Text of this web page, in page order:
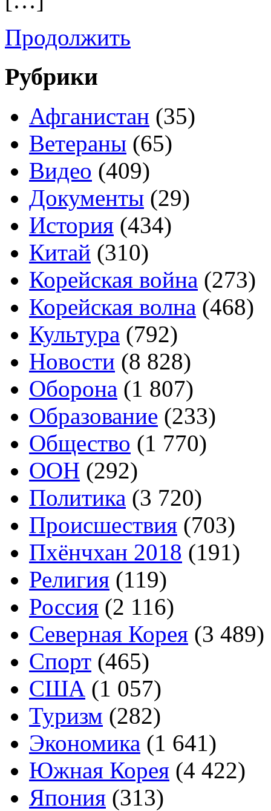
Продолжить
Рубрики
Афганистан (35)
Ветераны (65)
Видео (409)
Документы (29)
История (434)
Китай (310)
Корейская война (273)
Корейская волна (468)
Культура (792)
Новости (8 828)
Оборона (1 807)
Образование (233)
Общество (1 770)
ООН (292)
Политика (3 720)
Происшествия (703)
Пхёнчхан 2018 (191)
Религия (119)
Россия (2 116)
Северная Корея (3 489)
Спорт (465)
США (1 057)
Туризм (282)
Экономика (1 641)
Южная Корея (4 422)
Япония (313)